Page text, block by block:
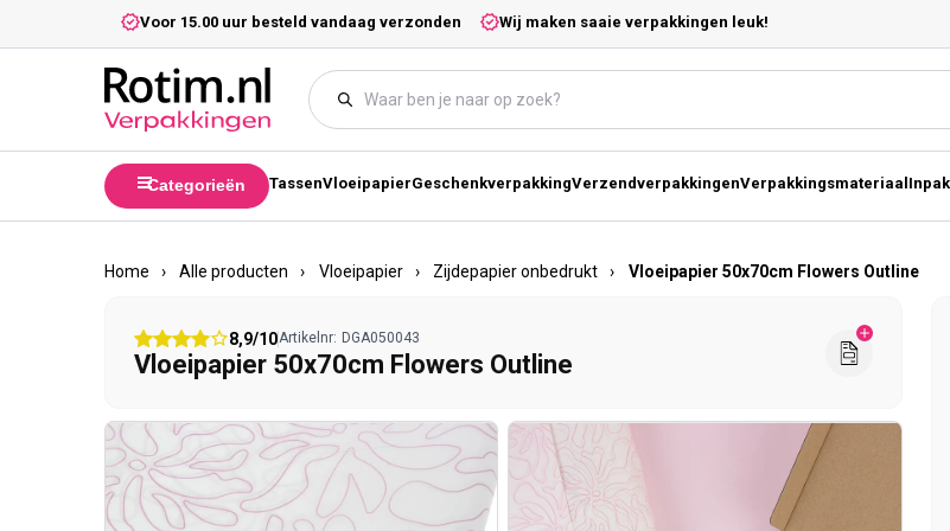
Meteen naar de contentVoor 15.00 uur besteld vandaag verzonden Wij maken saaie verpakkingen leuk!
Categorieën TassenVloeipapierGeschenkverpakkingVerzendverpakkingenVerpakkingsmateriaal
Home › Alle producten › Vloeipapier › Zijdepapier onbedrukt › Vloeipapier 50x70cm Flowers Outline
8,9/10Artikelnr: DGA050043
Vloeipapier 50x70cm Flowers Outline